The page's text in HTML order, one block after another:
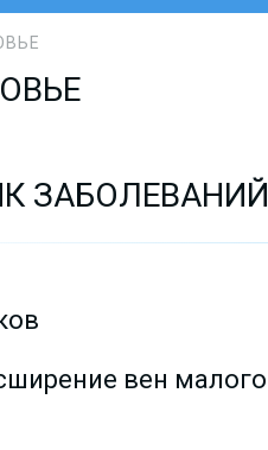
ЗАБОЛЕВАНИЙ
вен малого